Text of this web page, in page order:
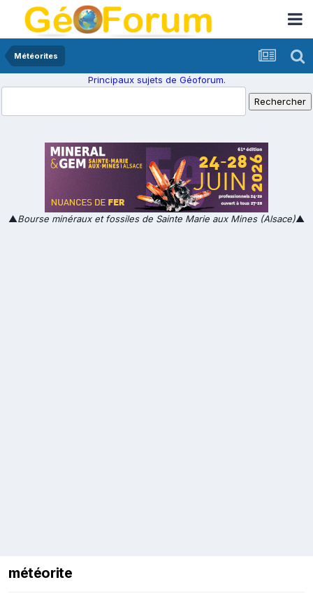
Météorites
Principaux sujets de Géoforum.
▲Bourse minéraux et fossiles de Sainte Marie aux Mines (Alsace)▲
météorite